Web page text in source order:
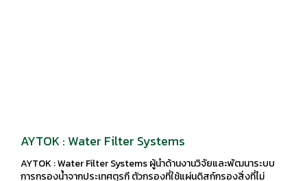
AYTOK : Water Filter Systems
AYTOK : Water Filter Systems ผู้นำด้านงานวิจัยและพัฒนาระบบ
การกรองน้ำจากประเทศตุรกี ตัวกรองที่ใช้แผ่นดิสก์กรองสิ่งที่ไม่